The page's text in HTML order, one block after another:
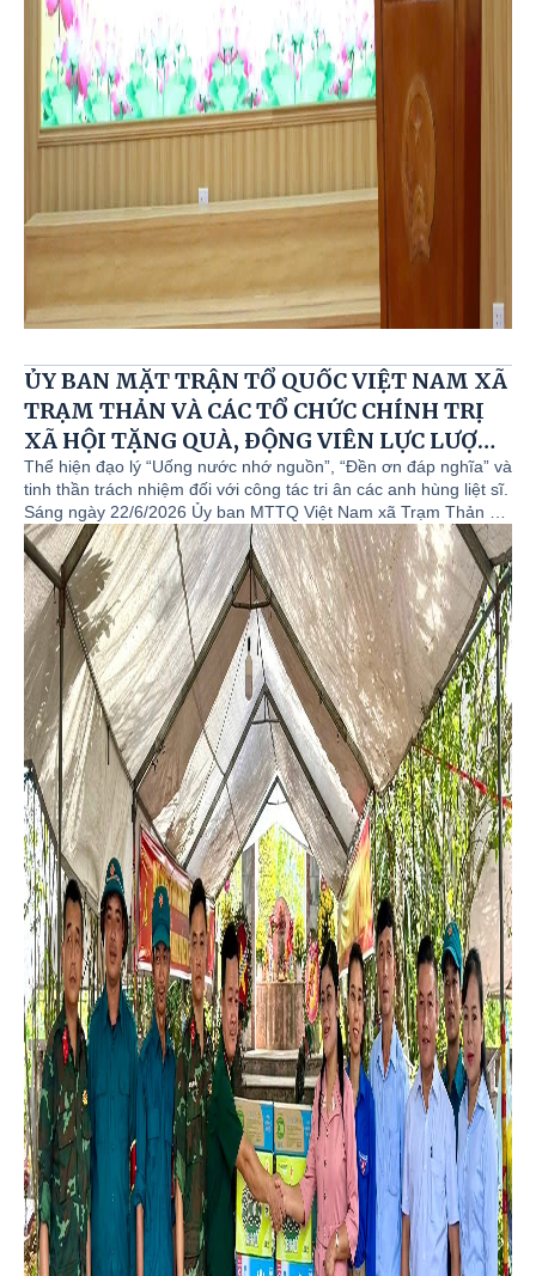
ỦY BAN MẶT TRẬN TỔ QUỐC VIỆT NAM XÃ
TRẠM THẢN VÀ CÁC TỔ CHỨC CHÍNH TRỊ
XÃ HỘI TẶNG QUÀ, ĐỘNG VIÊN LỰC LƯỢNG
TỔ CÔNG TÁC LẤY MẪU TẠI NGHĨA TRANG
LIỆT SĨ CHIẾN DỊCH CHÂN MỘNG - TRẠM
THẢN.
Thể hiện đạo lý “Uống nước nhớ nguồn”, “Đền ơn đáp nghĩa” và
tinh thần trách nhiệm đối với công tác tri ân các anh hùng liệt sĩ.
Sáng ngày 22/6/2026 Ủy ban MTTQ Việt Nam xã Trạm Thản và
các tổ chức chính trị xã hội đã tổ chức đoàn đến thăm, tặng quà
và động viên Tổ công tác đang làm nhiệm vụ lấy mẫu, bàn giao
mẫu hài cốt liệt sĩ phục vụ công tác giám định ADN xác định
danh tính tại nghĩa trang liệt sĩ Chiến dịch Chân Mộng - Trạm
Thản.